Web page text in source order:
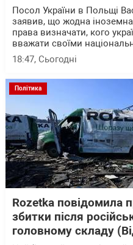
Посол України в Польщі
заявив, що жодна
права визначати, кого
вважати своїми
18:47, Сьогодні
Політика
Rozetka повідомила
збитки після
головному складу